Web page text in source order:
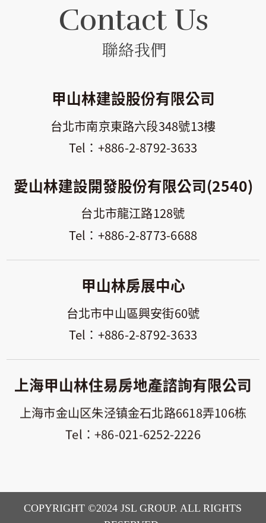
Contact Us
聯絡我們
甲山林建設股份有限公司
台北市南京東路六段348號13樓
+886-2-8792-3633
愛山林建設開發股份有限公司(2540)
台北市龍江路128號
+886-2-8773-6688
甲山林房展中心
台北市中山區興安街60號
+886-2-8792-3633
上海甲山林住易房地產諮詢有限公司
上海市金山区朱泾镇金石北路6618弄106栋
+86-021-6252-2226
COPYRIGHT ©2024 JSL GROUP. ALL RIGHTS